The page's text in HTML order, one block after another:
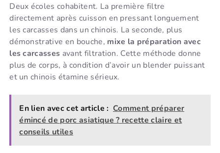
Deux écoles cohabitent. La première filtre
directement après cuisson en pressant longuement
les carcasses dans un chinois. La seconde, plus
démonstrative en bouche, mixe la préparation avec
les carcasses avant filtration. Cette méthode donne
plus de corps, à condition d’avoir un blender puissant
et un chinois étamine sérieux.
En lien avec cet article : Comment préparer
émincé de porc asiatique ? recette claire et
conseils utiles